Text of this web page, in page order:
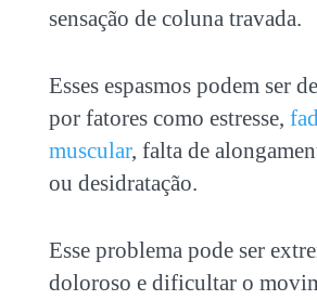
sensação de coluna travada.
Esses espasmos podem ser
por fatores como estresse,
muscular, falta de
ou desidratação.
Esse problema pode ser
doloroso e dificultar o